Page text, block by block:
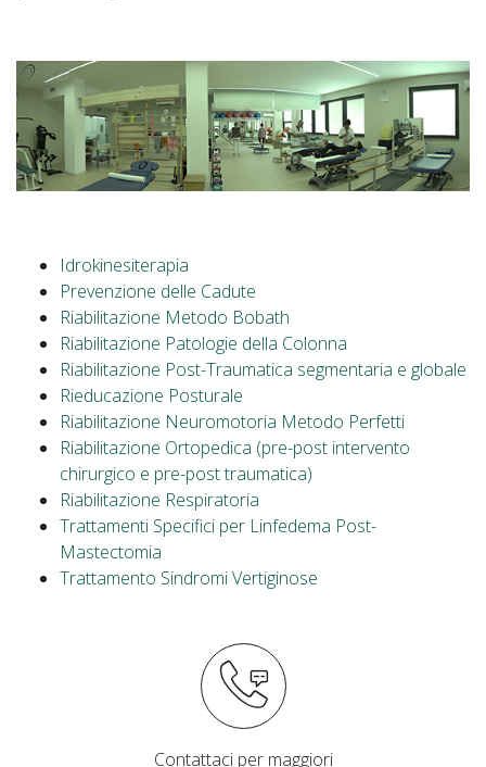
Idrokinesiterapia
Prevenzione delle Cadute
Riabilitazione Metodo Bobath
Riabilitazione Patologie della Colonna
Riabilitazione Post-Traumatica segmentaria e globale
Rieducazione Posturale
Riabilitazione Neuromotoria Metodo Perfetti
Riabilitazione Ortopedica (pre-post intervento
chirurgico e pre-post traumatica)
Riabilitazione Respiratoria
Trattamenti Specifici per Linfedema Post-
Mastectomia
Trattamento Sindromi Vertiginose
Contattaci per maggiori